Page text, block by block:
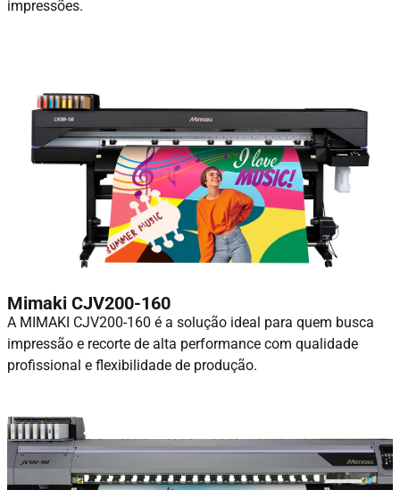
impressões.
Mimaki CJV200-160
A MIMAKI CJV200-160 é a solução ideal para quem busca
impressão e recorte de alta performance com qualidade
profissional e flexibilidade de produção.